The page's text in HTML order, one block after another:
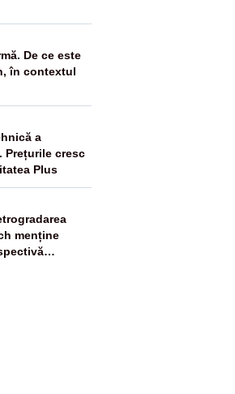
De ce este
în contextul
a
Prețurile cresc
Plus
menține